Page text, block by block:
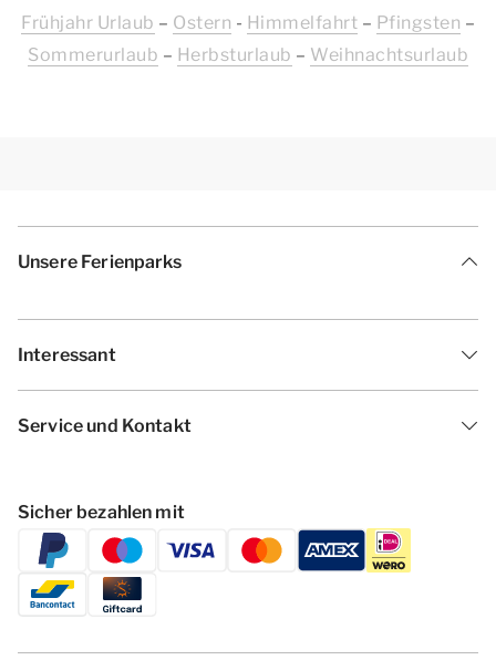
Frü­hja­hr ­Url­aub – Ostern - Himmelfahrt – Pfingsten –
Sommerurlaub – Her­bst­url­aub – W­eih­nac­hts­url­aub
Unsere Ferienparks
Interessant
Service und Kontakt
Sicher bezahlen mit